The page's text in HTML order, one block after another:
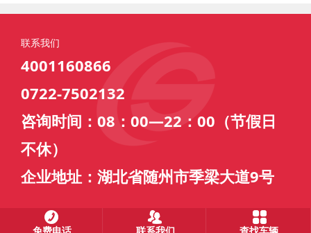
联系我们
4001160866
0722-7502132
咨询时间：08：00—22：00（节假日
不休）
企业地址：湖北省随州市季梁大道9号